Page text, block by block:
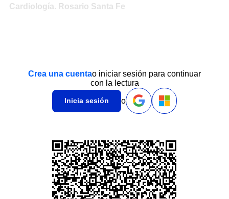
Cardiología. Rosario Santa Fe
Crea una cuentao iniciar sesión para continuar
con la lectura
Inicia sesión o